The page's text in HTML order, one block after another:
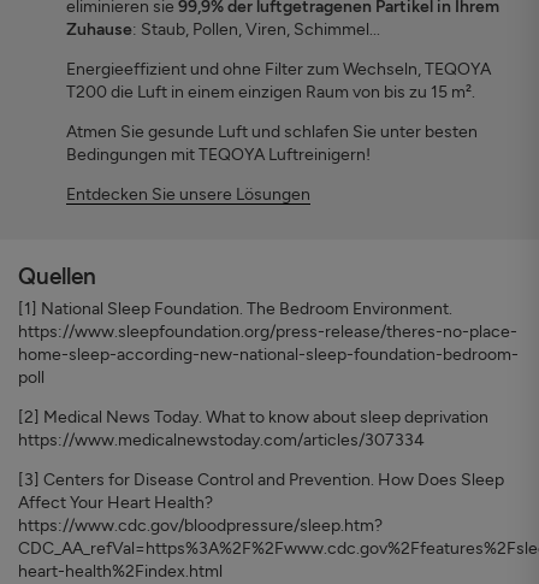
eliminieren sie 99,9% der luftgetragenen Partikel in Ihrem
Zuhause: Staub, Pollen, Viren, Schimmel...
Energieeffizient und ohne Filter zum Wechseln, TEQOYA
T200 die Luft in einem einzigen Raum von bis zu 15 m².
Atmen Sie gesunde Luft und schlafen Sie unter besten
Bedingungen mit TEQOYA Luftreinigern!
Entdecken Sie unsere Lösungen
Quellen
[1] National Sleep Foundation. The Bedroom Environment.
https://www.sleepfoundation.org/press-release/theres-no-place-
home-sleep-according-new-national-sleep-foundation-bedroom-
poll
[2] Medical News Today. What to know about sleep deprivation
https://www.medicalnewstoday.com/articles/307334
[3] Centers for Disease Control and Prevention. How Does Sleep
Affect Your Heart Health?
https://www.cdc.gov/bloodpressure/sleep.htm?
heart-health%2Findex.html